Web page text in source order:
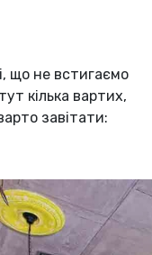
що не встигаємо
кілька вартих,
завітати: